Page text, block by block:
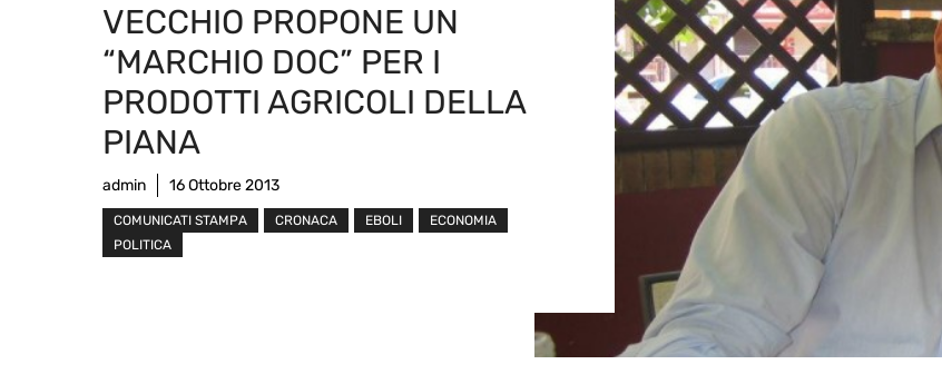
VECCHIO PROPONE UN
“MARCHIO DOC” PER I
PRODOTTI AGRICOLI DELLA
PIANA
admin 16 Ottobre 2013
COMUNICATI STAMPA CRONACA EBOLI
ECONOMIA
POLITICA